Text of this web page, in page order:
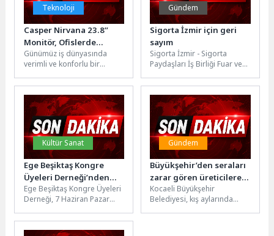
Teknoloji
Casper Nirvana 23.8’’
Monitör, Ofislerde
Konforlu ve Kesintisiz
Çalışmayı Destekliyor
Günümüz iş dünyasında
verimli ve konforlu bir
teknolojik ekipmanların
kalitesiyle doğrudan ilişkili....
Gündem
Sigorta İzmir için geri
sayım
Sigorta İzmir - Sigorta
Paydaşları İş Birliği Fuar ve
tarihlerinde Fuar...
Kültür Sanat
Ege Beşiktaş Kongre
Üyeleri Derneği’nden
Siyah & Beyaz Gece
Ege Beşiktaş Kongre Üyeleri
Derneği, 7 Haziran Pazar
düzenleyeceği "Siyah &
Beyaz Gece"...
Gündem
Büyükşehir’den seraları
zarar gören üreticilere
destek
Kocaeli Büyükşehir
Belediyesi, kış aylarında